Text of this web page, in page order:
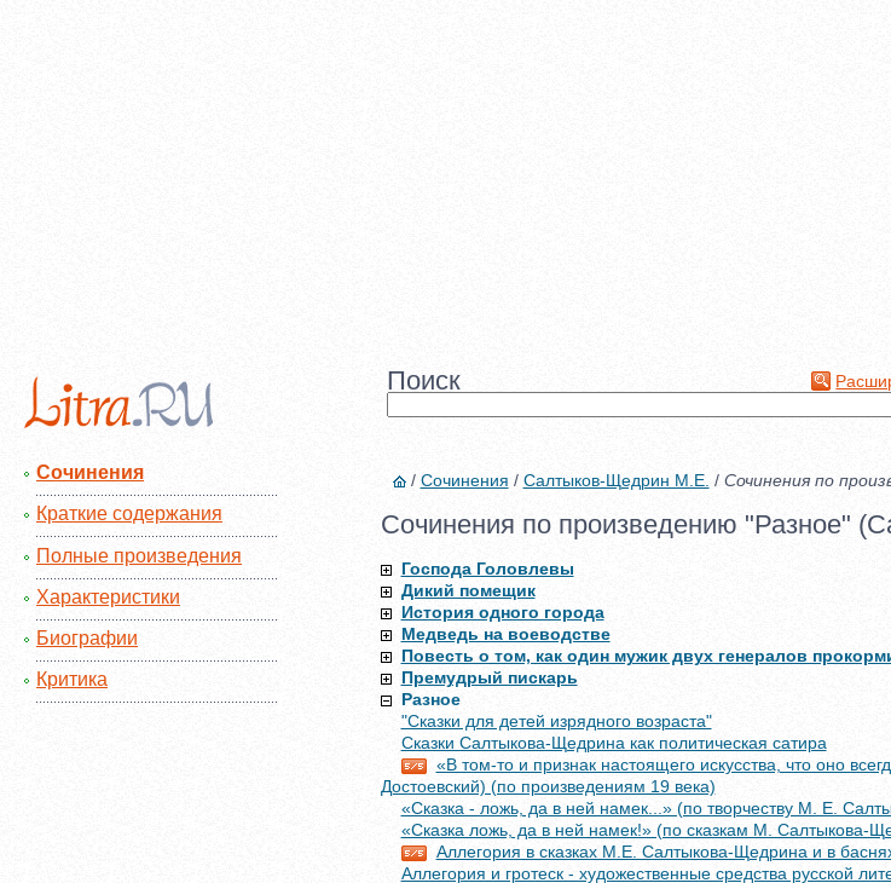
Поиск
Сочинения
Краткие содержания
Полные произведения
Характеристики
Биографии
Критика
/ Сочинения / Салтыков-Щедрин М.Е. / Сочинения по
Сочинения по произведению "Разное"
Господа Головлевы
Дикий помещик
История одного города
Медведь на воеводстве
Повесть о том, как один мужик двух генералов
Премудрый пискарь
Разное
"Сказки для детей изрядного возраста"
Cказки Cалтыкова-Щедрина как политическая сатира
«В том-то и признак настоящего искусства, что оно
Достоевский) (по произведениям 19 века)
«Сказка - ложь, да в ней намек...» (по творчеству М. Е.
«Сказка ложь, да в ней намек!» (по сказкам М. Салтыкова-
Аллегория в сказках М.Е. Салтыкова-Щедрина и в
Аллегория и гротеск - художественные средства русской